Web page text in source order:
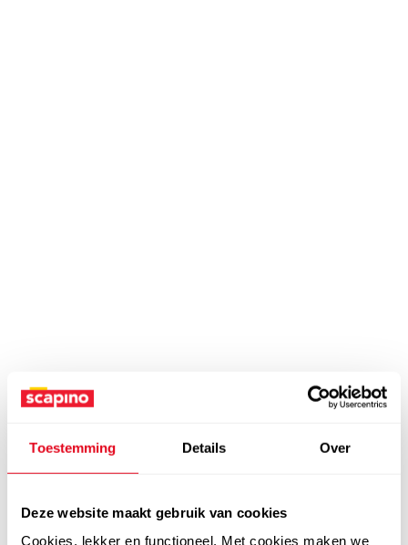
Toestemming Details Over
Deze website maakt gebruik van cookies
Cookies, lekker en functioneel. Met cookies maken we